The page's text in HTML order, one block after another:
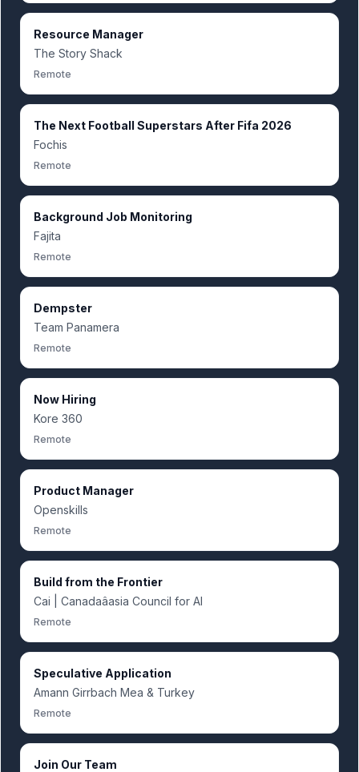
Resource Manager
The Story Shack
Remote
The Next Football Superstars After Fifa 2026
Fochis
Remote
Background Job Monitoring
Fajita
Remote
Dempster
Team Panamera
Remote
Now Hiring
Kore 360
Remote
Product Manager
Openskills
Remote
Build from the Frontier
Cai | Canadaâasia Council for AI
Remote
Speculative Application
Amann Girrbach Mea & Turkey
Remote
Join Our Team